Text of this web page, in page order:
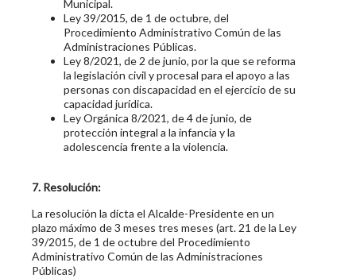
Municipal.
Ley 39/2015, de 1 de octubre, del
Procedimiento Administrativo Común de las
Administraciones Públicas.
Ley 8/2021, de 2 de junio, por la que se reforma
la legislación civil y procesal para el apoyo a las
personas con discapacidad en el ejercicio de su
capacidad jurídica.
Ley Orgánica 8/2021, de 4 de junio, de
protección integral a la infancia y la
adolescencia frente a la violencia.
7. Resolución:
La resolución la dicta el Alcalde-Presidente en un
plazo máximo de 3 meses tres meses (art. 21 de la Ley
39/2015, de 1 de octubre del Procedimiento
Administrativo Común de las Administraciones
Públicas)